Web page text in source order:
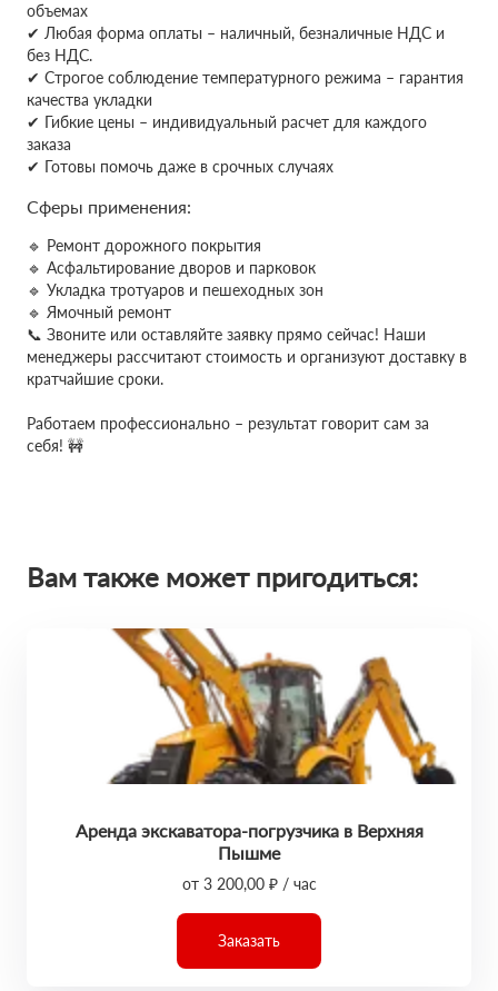
объемах
✔ Любая форма оплаты – наличный, безналичные НДС и
без НДС.
✔ Строгое соблюдение температурного режима – гарантия
качества укладки
✔ Гибкие цены – индивидуальный расчет для каждого
заказа
✔ Готовы помочь даже в срочных случаях
Сферы применения:
🔹 Ремонт дорожного покрытия
🔹 Асфальтирование дворов и парковок
🔹 Укладка тротуаров и пешеходных зон
🔹 Ямочный ремонт
📞 Звоните или оставляйте заявку прямо сейчас! Наши
менеджеры рассчитают стоимость и организуют доставку в
кратчайшие сроки.
Работаем профессионально – результат говорит сам за
себя! 🚧
Вам также может пригодиться:
Аренда экскаватора-погрузчика в Верхняя
Пышме
от 3 200,00 ₽ / час
Заказать